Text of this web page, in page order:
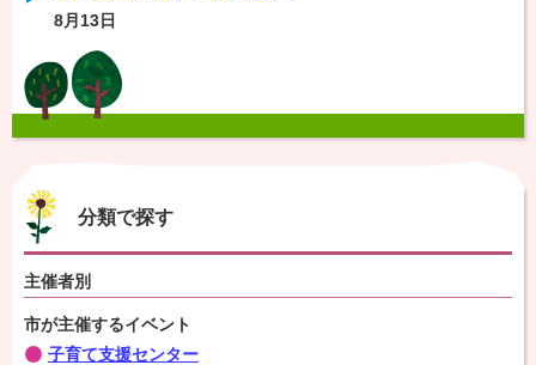
8月13日
分類で探す
主催者別
市が主催するイベント
子育て支援センター